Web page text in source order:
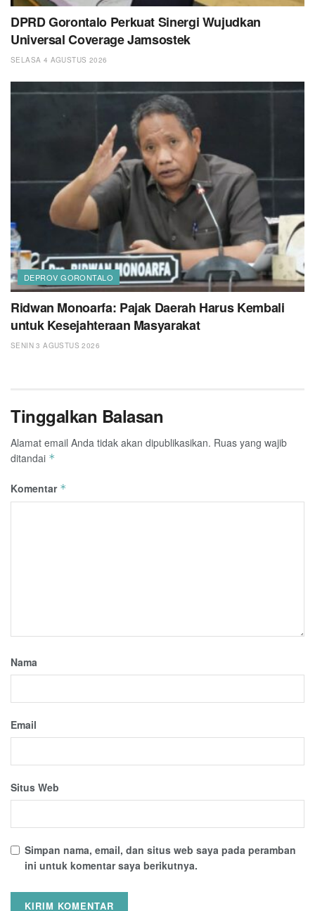
DPRD Gorontalo Perkuat Sinergi Wujudkan
Universal Coverage Jamsostek
SELASA 4 AGUSTUS 2026
DEPROV GORONTALO
Ridwan Monoarfa: Pajak Daerah Harus Kembali
untuk Kesejahteraan Masyarakat
SENIN 3 AGUSTUS 2026
Tinggalkan Balasan
Alamat email Anda tidak akan dipublikasikan. Ruas yang wajib
ditandai *
Komentar *
Nama
Email
Situs Web
Simpan nama, email, dan situs web saya pada peramban
ini untuk komentar saya berikutnya.